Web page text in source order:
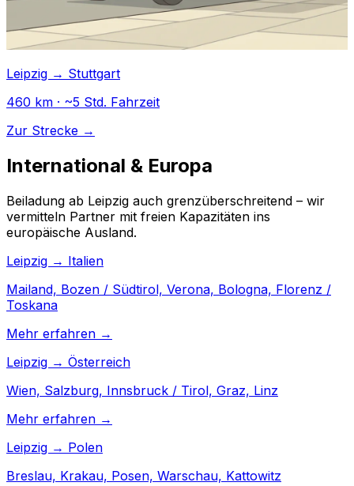
Leipzig → Stuttgart
460 km · ~5 Std. Fahrzeit
Zur Strecke →
International & Europa
Beiladung ab Leipzig auch grenzüberschreitend – wir
vermitteln Partner mit freien Kapazitäten ins
europäische Ausland.
Leipzig → Italien
Mailand, Bozen / Südtirol, Verona, Bologna, Florenz /
Toskana
Mehr erfahren →
Leipzig → Österreich
Wien, Salzburg, Innsbruck / Tirol, Graz, Linz
Mehr erfahren →
Leipzig → Polen
Breslau, Krakau, Posen, Warschau, Kattowitz